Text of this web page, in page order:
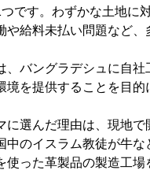
です。わずかな土地に
や給料未払い問題など
、バングラデシュに自
を提供することを目的
に選んだ理由は、現地
中のイスラム教徒が牛
使った革製品の製造工